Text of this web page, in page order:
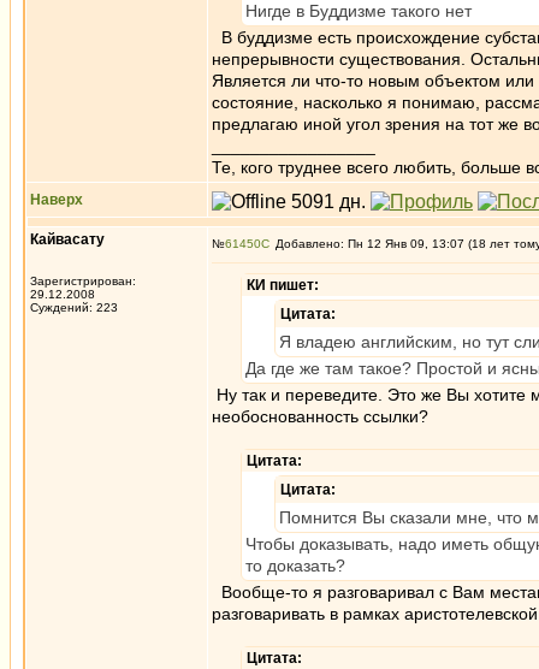
Нигде в Буддизме такого нет
В буддизме есть происхождение
непрерывности существования.
Является ли что-то новым объектом
состояние, насколько я понимаю,
предлагаю иной угол зрения на тот же
Те, кого труднее всего любить, больше
Наверх
Кайвасату
Зарегистрирован:
29.12.2008
Суждений: 223
№61450 Добавлено: Пн 12 Янв 09, 13:07 (18 лет
КИ пишет:
Цитата:
Я владею английским, но тут
Да где же там такое? Простой и
Ну так и переведите. Это же Вы хотите
необоснованность ссылки?
Цитата:
Цитата:
Помнится Вы сказали мне, что
Чтобы доказывать, надо иметь
то доказать?
Вообще-то я разговаривал с Вам
разговаривать в рамках
Цитата: